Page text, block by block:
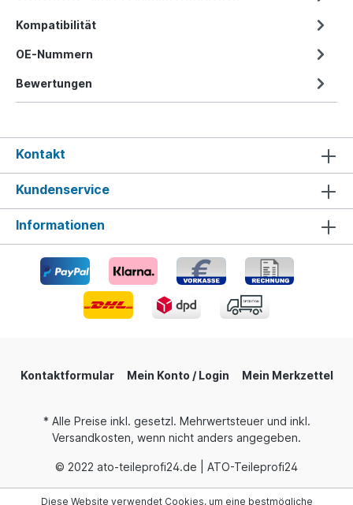
Kompatibilität
OE-Nummern
Bewertungen
Kontakt
Kundenservice
Informationen
Kontaktformular Mein Konto / Login Mein Merkzettel
* Alle Preise inkl. gesetzl. Mehrwertsteuer und inkl.
Versandkosten, wenn nicht anders angegeben.
© 2022 ato-teileprofi24.de | ATO-Teileprofi24
Diese Website verwendet Cookies, um eine bestmögliche